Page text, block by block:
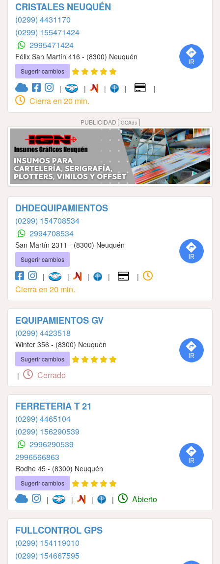
CRISTALES NEUQUÉN
(0299) 4431170
(0299) 155471424
2995471424
Félix San Martín 416 - (8300) Neuquén
Sugerir cambios
| | | | |
Cierra en 20 min.
PUBLICIDAD GCAds
DHDEQUIPAMIENTOS
(0299) 154708534
2994708534
San Martín 2311 - (8300) Neuquén
Sugerir cambios
| | | | |
Cierra en 20 min.
EQUIPAMIENTOS GV
(0299) 4423518
Winter 356 - (8300) Neuquén
Sugerir cambios
| Cerrado
FERRETERIA T 21
(0299) 4465104
(0299) 156290539
2996290539
2996566863
Rodhe 45 - (8300) Neuquén
Sugerir cambios
| | | | Abierto
FULLCONTROL GPS
(0299) 154119010
(0299) 154667595